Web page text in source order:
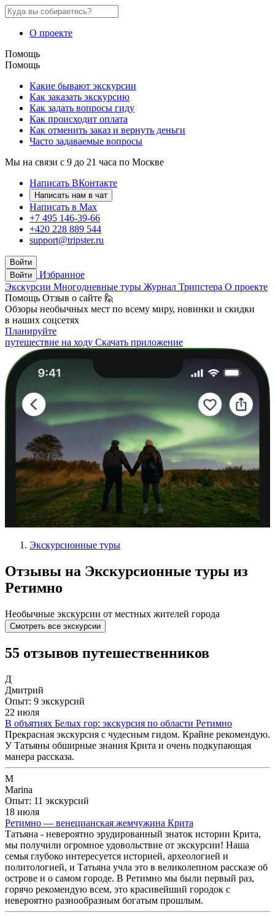
О проекте
Помощь
Помощь
Какие бывают экскурсии
Как заказать экскурсию
Как задать вопросы гиду
Как происходит оплата
Как отменить заказ и вернуть деньги
Часто задаваемые вопросы
Мы на связи с 9 до 21 часа по Москве
Написать ВКонтакте
Написать нам в чат
Написать в Max
+7 495 146-39-66
+420 228 889 544
support@tripster.ru
Войти
Войти
Избранное
Экскурсии Многодневные туры Журнал Трипстера О проекте
Помощь Отзыв о сайте 🙋
Обзоры необычных мест по всему миру, новинки и скидки
в наших соцсетях
Планируйте
путешествие на ходу Скачать приложение
Экскурсионные туры
Отзывы на Экскурсионные туры из
Ретимно
Необычные экскурсии от местных жителей города
Смотреть все экскурсии
55 отзывов путешественников
Д
Дмитрий
Опыт: 9 экскурсий
22 июля
В объятиях Белых гор: экскурсия по области Ретимно
Прекрасная экскурсия с чудесным гидом. Крайне рекомендую.
У Татьяны обширные знания Крита и очень подкупающая
манера рассказа.
M
Marina
Опыт: 11 экскурсий
18 июля
Ретимно — венецианская жемчужина Крита
Татьяна - невероятно эрудированный знаток истории Крита,
мы получили огромное удовольствие от экскурсии! Наша
семья глубоко интересуется историей, археологией и
политологией, и Татьяна учла это в великолепном рассказе об
острове и о самом городе. В Ретимно мы были первый раз,
горячо рекомендую всем, это красивейший городок с
невероятно разнообразным богатым прошлым.